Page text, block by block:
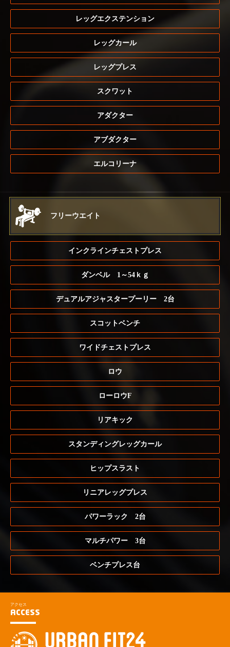
レッグエクステンション
レッグカール
レッグプレス
スクワット
アダクター
アブダクター
エルコリーナ
フリーウエイト
インクラインチェストプレス
ダンベル 1～54ｋｇ
デュアルアジャスタープーリー 2台
スコットベンチ
ワイドチェストプレス
ロウ
ローロウF
リアキック
スタンディングレッグカール
ヒップスラスト
リニアレッグプレス
パワーラック 2台
マルチパワー 3台
ベンチプレス台
アクセス
ACCESS